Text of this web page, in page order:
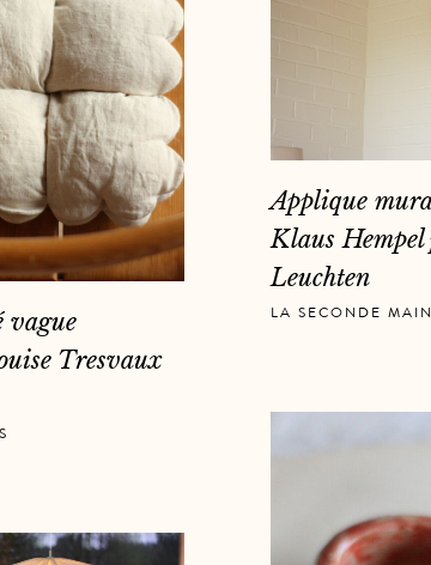
vague
Tresvaux
Applique
Klaus
Leuchten
LA SECONDE MAIN